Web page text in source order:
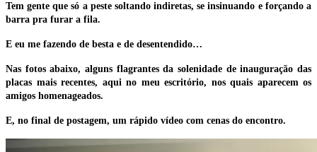
Tem gente que só a peste soltando indiretas, se insinuando e forçando a
barra pra furar a fila.
E eu me fazendo de besta e de desentendido…
Nas fotos abaixo, alguns flagrantes da solenidade de inauguração das
placas mais recentes, aqui no meu escritório, nos quais aparecem os
amigos homenageados.
E, no final de postagem, um rápido vídeo com cenas do encontro.